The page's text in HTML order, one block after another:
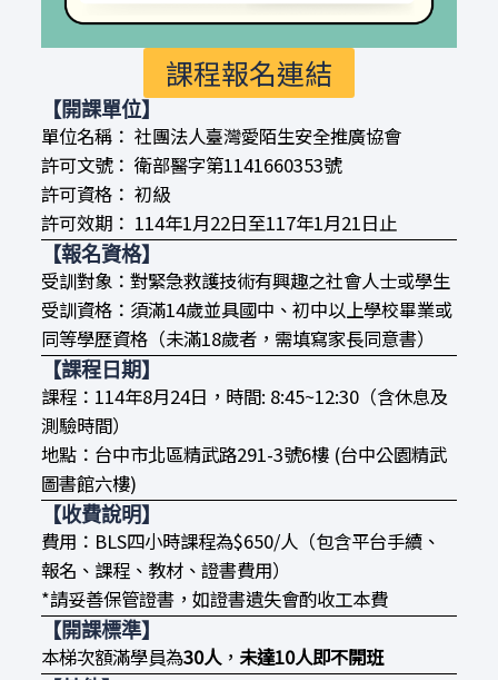
課程報名連結
【開課單位】
單位名稱： 社團法人臺灣愛陌生安全推廣協會
許可文號： 衛部醫字第1141660353號
許可資格： 初級
許可效期： 114年1月22日至117年1月21日止
【報名資格】
受訓對象：對緊急救護技術有興趣之社會人士或學生
受訓資格：須滿14歲並具國中、初中以上學校畢業或
同等學歷資格（未滿18歲者，需填寫家長同意書）
【課程日期】
課程：114年8月24日，時間: 8:45~12:30（含休息及
測驗時間）
地點：台中市北區精武路291-3號6樓 (台中公園精武
圖書館六樓)
【收費說明】
費用：BLS四小時課程為$650/人（包含平台手續、
報名、課程、教材、證書費用）
*請妥善保管證書，如證書遺失會酌收工本費
【開課標準】
本梯次額滿學員為30人， 未達10人即不開班